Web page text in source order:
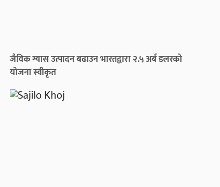
जैविक ग्यास उत्पादन बढाउन भारतद्वारा २.५ अर्ब डलरको
योजना स्वीकृत